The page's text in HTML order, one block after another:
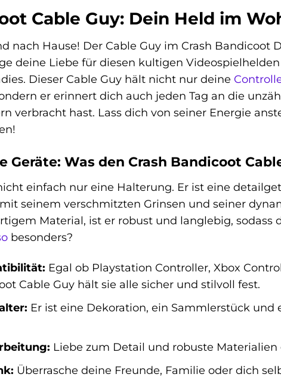
Cable Guy: Dein Held im
nach Hause! Der Cable Guy im Crash Bandicoot
deine Liebe für diesen kultigen
Dieser Cable Guy hält nicht nur deine
er erinnert dich auch jeden Tag an die
verbracht hast. Lass dich von seiner Energie
Geräte: Was den Crash Bandicoot
einfach nur eine Halterung. Er ist eine
seinem verschmitzten Grinsen und seiner
Material, ist er robust und langlebig, sodass
besonders?
Egal ob Playstation Controller, Xbox
Cable Guy hält sie alle sicher und stilvoll fest.
Er ist eine Dekoration, ein Sammlerstück
Liebe zum Detail und robuste
Überrasche deine Freunde, Familie oder dich